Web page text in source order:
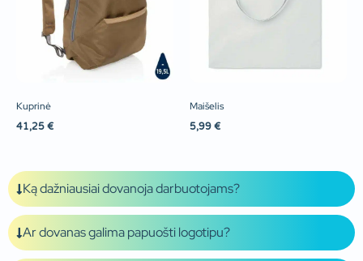
Kuprinė
41,25 €
Maišelis
5,99 €
Ką dažniausiai dovanoja darbuotojams?
Ar dovanas galima papuošti logotipu?